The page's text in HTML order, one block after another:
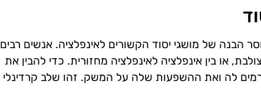
הבנה של מושגי יסוד הקשורים לאינפלציה. אנשים רבים
או בין אינפלציה לאינפלציה מחזורית. כדי להבין את
לה ואת ההשפעות שלה על המשק. זהו שלב קרדינלי